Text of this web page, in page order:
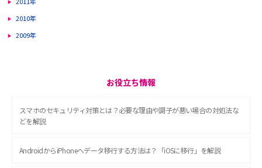
2010年
2009年
お役立ち情報
スマホのセキュリティ対策とは？必要な理由や調子が悪い場合の対処法な
どを解説
AndroidからiPhoneへデータ移行する方法は？「iOSに移行」を解説